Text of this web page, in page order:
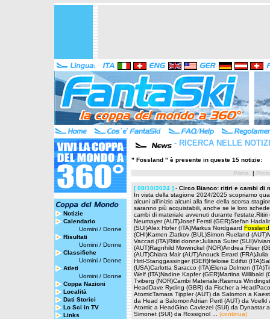
Notizie
Calendario
Uomini / Donne
Risultati
Uomini / Donne
Classifiche
Uomini / Donne
Atleti
Uomini / Donne
Coppa Nazioni
Località
Dati Storici
Lo Sci in TV
Links
- RICERCA NELLE
" Fossland " è presente in queste 15 notizie:
Prima |
[ 08/10/2024 ] - Circo Bianco: ritiri e cambi di
In vista della stagione 2024/2025 scopriamo
alcuni all'inizio alcuni alla fine della scorsa
saranno più acquistabili, anche se le loro
cambi di materiale avvenuti durante
Neumayer (AUT)Josef Ferstl (GER)Stefan
(SUI)Alex Hofer (ITA)Markus Nordgaard Fossland
(CHI)Kamen Zlatkov (BUL)Simon Rueland
Vaccari (ITA)Ritiri donne:Juliana Suter
(AUT)Ragnhild Mowinckel (NOR)Andrea Filser
(AUT)Chiara Mair (AUT)Anouck Errard
Hirtl-Stanggassinger (GER)Heloise Edifizi
(USA)Carlotta Saracco (ITA)Elena Dolmen
Welf (ITA)Nadine Kapfer (GER)Martina Willibald
Tviberg (NOR)Cambi Materiale:Rasmus
HeadDave Ryding (GBR) da Fischer a
AtomicTamara Tippler (AUT) da Salomon a
da Head a SalomonAdrian Pertl (AUT) da
Atomic a HeadGino Caviezel (SUI) da Dynastar
Simonet (SUI) da Rossignol ... (continua)